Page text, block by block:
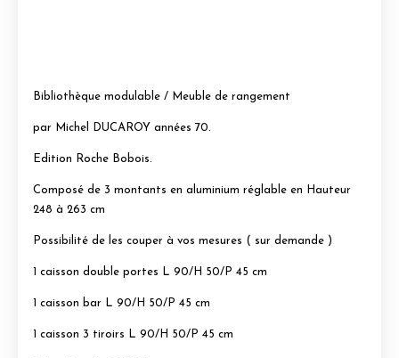
Bibliothèque modulable / Meuble de rangement
par Michel DUCAROY années 70.
Edition Roche Bobois.
Composé de 3 montants en aluminium réglable en Hauteur
248 à 263 cm
Possibilité de les couper à vos mesures ( sur demande )
1 caisson double portes L 90/H 50/P 45 cm
1 caisson bar L 90/H 50/P 45 cm
1 caisson 3 tiroirs L 90/H 50/P 45 cm